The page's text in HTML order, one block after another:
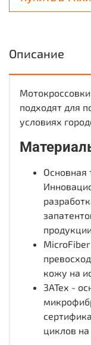
Описание
подходят для
условиях
Основная
кожу на
3АТех -
циклов